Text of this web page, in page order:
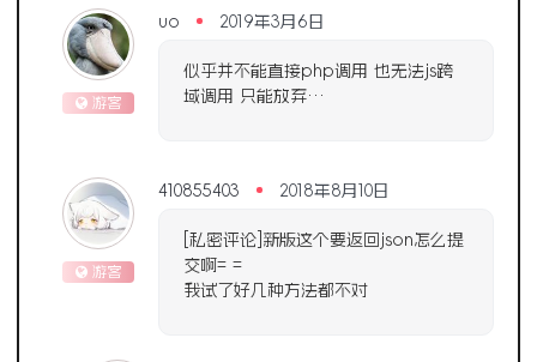
游客
uo 2019年3月6日
似乎并不能直接php调用 也无法js跨
域调用 只能放弃···
游客
410855403 2018年8月10日
[私密评论]新版这个要返回json怎么提
交啊= =
我试了好几种方法都不对